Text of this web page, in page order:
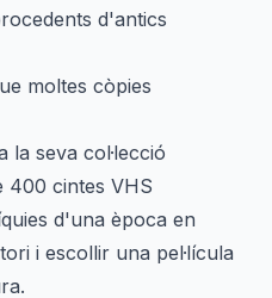
d'antics
moltes còpies
la seva col·lecció
400 cintes VHS
d'una època en
i escollir una pel·lícula